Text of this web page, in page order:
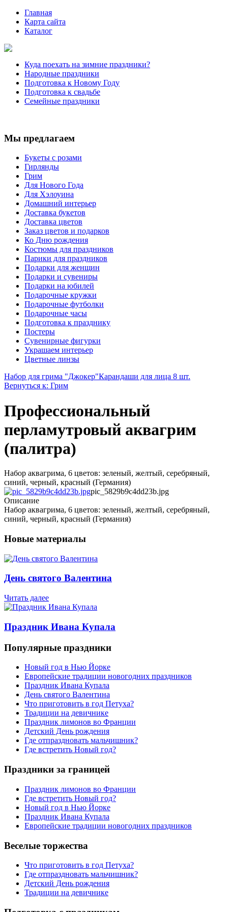
Главная
Карта сайта
Каталог
Куда поехать на зимние праздники?
Народные праздники
Подготовка к Новому Году
Подготовка к свадьбе
Семейные праздники
Мы предлагаем
Букеты с розами
Гирлянды
Грим
Для Нового Года
Для Хэлоуина
Домашний интерьер
Доставка букетов
Доставка цветов
Заказ цветов и подарков
Ко Дню рождения
Костюмы для праздников
Парики для праздников
Подарки для женщин
Подарки и сувениры
Подарки на юбилей
Подарочные кружки
Подарочные футболки
Подарочные часы
Подготовка к празднику
Постеры
Сувенирные фигурки
Украшаем интерьер
Цветные линзы
Набор для грима "Джокер"Карандаши для лица 8 шт.
Вернуться к: Грим
Профессиональный
перламутровый аквагрим
(палитра)
Набор аквагрима, 6 цветов: зеленый, желтый, серебряный,
синий, черный, красный (Германия)
pic_5829b9c4dd23b.jpg
Описание
Набор аквагрима, 6 цветов: зеленый, желтый, серебряный,
синий, черный, красный (Германия)
Новые материалы
День святого Валентина
Читать далее
Праздник Ивана Купала
Популярные праздники
Новый год в Нью Йорке
Европейские традиции новогодних праздников
Праздник Ивана Купала
День святого Валентина
Что приготовить в год Петуха?
Традиции на девичнике
Праздник лимонов во Франции
Детский День рождения
Где отпраздновать мальчишник?
Где встретить Новый год?
Праздники за границей
Праздник лимонов во Франции
Где встретить Новый год?
Новый год в Нью Йорке
Праздник Ивана Купала
Европейские традиции новогодних праздников
Веселые торжества
Что приготовить в год Петуха?
Где отпраздновать мальчишник?
Детский День рождения
Традиции на девичнике